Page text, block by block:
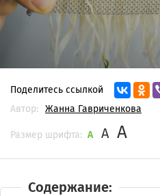
Поделитесь ссылкой
Автор:
Жанна Гавриченкова
Размер шрифта: A A A
Содержание: